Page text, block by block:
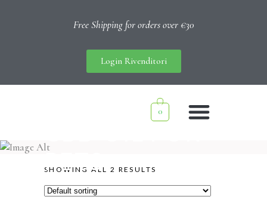
Free Shipping for orders over €30
Login Rivenditori
0
PETS
SHOWING ALL 2 RESULTS